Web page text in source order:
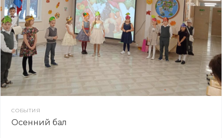
СОБЫТИЯ
Осенний бал